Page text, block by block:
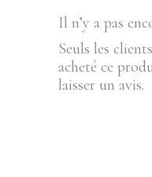
Il n’y a pas
Seuls les
acheté ce
laisser un avis.